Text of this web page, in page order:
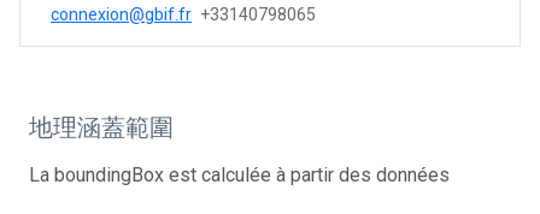
connexion@gbif.fr +33140798065
地理涵蓋範圍
La boundingBox est calculée à partir des données